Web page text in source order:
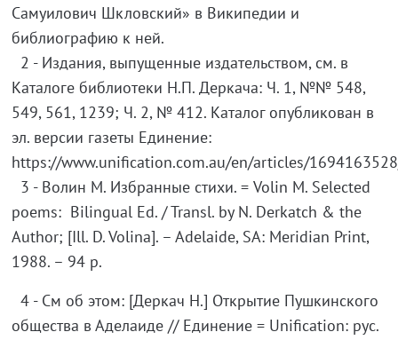
Самуилович Шкловский» в Википедии и
библиографию к ней.
2 - Издания, выпущенные издательством, см. в
Каталоге библиотеки Н.П. Деркача: Ч. 1, №№ 548,
549, 561, 1239; Ч. 2, № 412. Каталог опубликован в
эл. версии газеты Единение:
https://www.unification.com.au/en/articles/
3 - Волин М. Избранные стихи. = Volin M. Selected
poems: Bilingual Ed. / Transl. by N. Derkatch & the
Author; [Ill. D. Volina]. – Adelaide, SA: Meridian Print,
1988. – 94 p.
4 - См об этом: [Деркач Н.] Открытие Пушкинского
общества в Аделаиде // Единение = Unification: рус.